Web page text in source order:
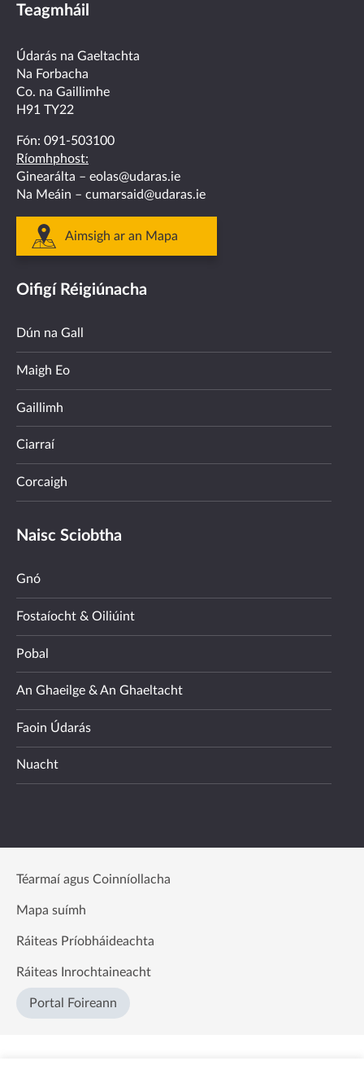
on
facebook
on
twitterlinkedin
Teagmháil
Údarás na Gaeltachta
Na Forbacha
Co. na Gaillimhe
H91 TY22
Fón: 091-503100
Ríomhphost:
Ginearálta – eolas@udaras.ie
Na Meáin – cumarsaid@udaras.ie
Aimsigh ar an Mapa
Oifigí Réigiúnacha
Dún na Gall
Maigh Eo
Gaillimh
Ciarraí
Corcaigh
Naisc Sciobtha
Gnó
Fostaíocht & Oiliúint
Pobal
An Ghaeilge & An Ghaeltacht
Faoin Údarás
Nuacht
Téarmaí agus Coinníollacha
Mapa suímh
Ráiteas Príobháideachta
Ráiteas Inrochtaineacht
Portal Foireann